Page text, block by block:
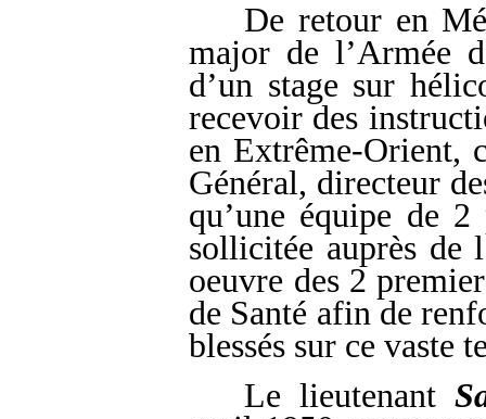
De retour en
major de l’Armée
d’un stage sur
recevoir des
en Extrême-Orient,
Général, directeur
qu’une équipe de
sollicitée auprès de
oeuvre des 2
de Santé afin de
blessés sur ce vaste
Le lieutenant